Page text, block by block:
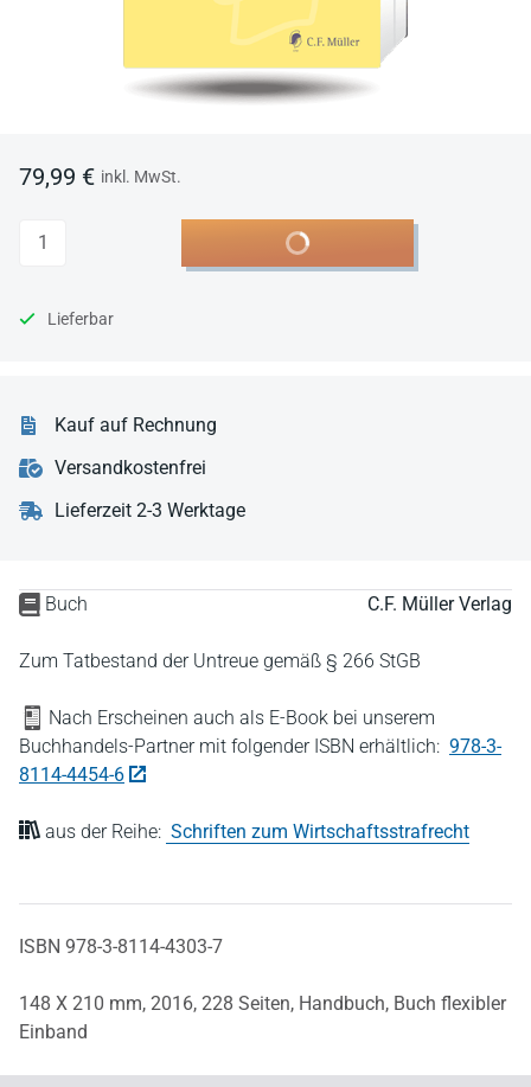
Buch C.F. Müller Verlag
Zum Tatbestand der Untreue gemäß § 266 StGB
Nach Erscheinen auch als E-Book bei unserem
Buchhandels-Partner mit folgender ISBN erhältlich: 978-3-
8114-4454-6
aus der Reihe: Schriften zum Wirtschaftsstrafrecht
ISBN 978-3-8114-4303-7
148 X 210 mm, 2016, 228 Seiten, Handbuch, Buch flexibler
Einband
79,99 € inkl. MwSt.
Anzahl In den Warenkorb
Lieferbar
Kauf auf Rechnung
Versandkostenfrei
Lieferzeit 2-3 Werktage